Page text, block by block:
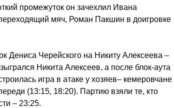
промежуток он зачехлил Ивана
мяч, Роман Пакшин в доигровке
Дениса Черейского на Никиту Алексеева –
Никита Алексеев, а после блок-аута
игра в атаке у хозяев– кемеровчане
(13:15, 18:20). Партию взяли те, кто
– 23:25.